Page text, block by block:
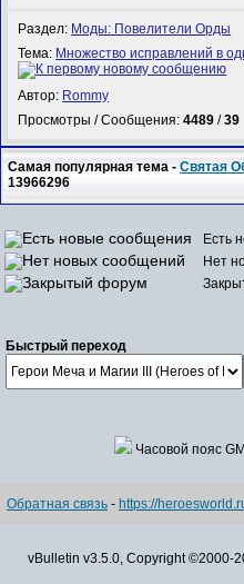
Раздел: Моды: Повелители Орды
Тема: Множество исправлений в
Автор: Rommy
Просмотры / Сообщения:4489 /39
Самая популярная тема -Святая
13966296
Есть
Нет
Быстрый переход
Часовой пояс
Обратная связь - https://
vBulletin v3.5.0, Copyright ©2000-